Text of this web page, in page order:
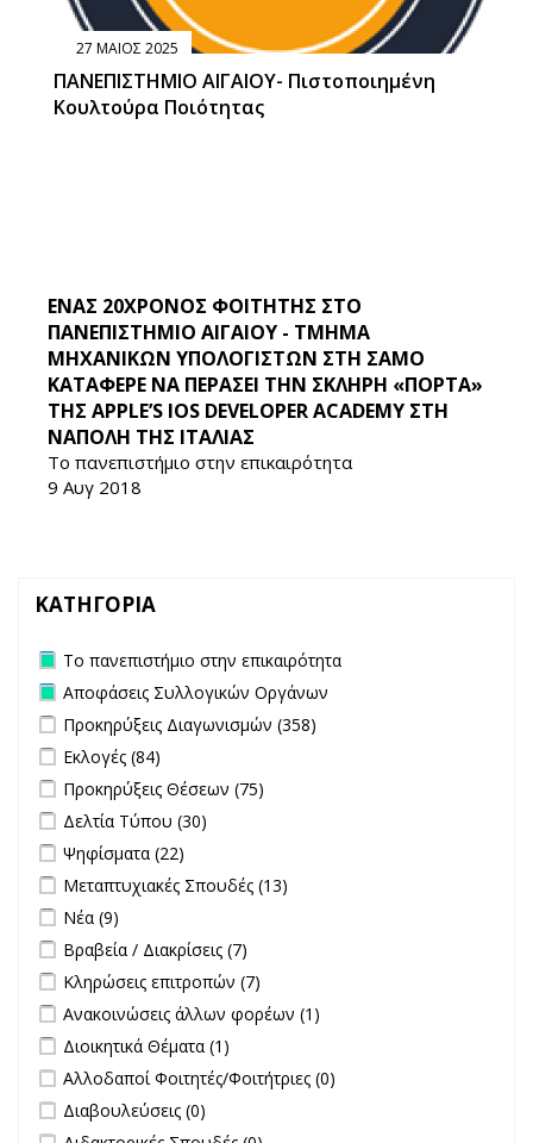
27 ΜΑΙΟΣ 2025
ΠΑΝΕΠΙΣΤΗΜΙΟ ΑΙΓΑΙΟΥ- Πιστοποιημένη
Κουλτούρα Ποιότητας
ΕΝΑΣ 20ΧΡΟΝΟΣ ΦΟΙΤΗΤΗΣ ΣΤΟ
ΠΑΝΕΠΙΣΤΗΜΙΟ ΑΙΓΑΙΟΥ - ΤΜΗΜΑ
ΜΗΧΑΝΙΚΩΝ ΥΠΟΛΟΓΙΣΤΩΝ ΣΤΗ ΣΑΜΟ
ΚΑΤΑΦΕΡΕ ΝΑ ΠΕΡΑΣΕΙ ΤΗΝ ΣΚΛΗΡΗ «ΠΟΡΤΑ»
ΤΗΣ APPLE’S IOS DEVELOPER ACADEMY ΣΤΗ
ΝΑΠΟΛΗ ΤΗΣ ΙΤΑΛΙΑΣ
Το πανεπιστήμιο στην επικαιρότητα
9 Αυγ 2018
ΚΑΤΗΓΟΡΙΑ
Remove Το πανεπιστήμιο στην επικαιρότητα filter
Το πανεπιστήμιο στην επικαιρότητα
Remove Αποφάσεις Συλλογικών Οργάνων filter
Αποφάσεις Συλλογικών Οργάνων
Apply Προκηρύξεις Διαγωνισμών filter
Προκηρύξεις Διαγωνισμών (358)
Apply Εκλογές filter
Εκλογές (84)
Apply Προκηρύξεις Θέσεων filter
Προκηρύξεις Θέσεων (75)
Apply Δελτία Τύπου filter
Δελτία Τύπου (30)
Apply Ψηφίσματα filter
Ψηφίσματα (22)
Apply Μεταπτυχιακές Σπουδές filter
Μεταπτυχιακές Σπουδές (13)
Apply Νέα filter
Νέα (9)
Apply Βραβεία / Διακρίσεις filter
Βραβεία / Διακρίσεις (7)
Apply Κληρώσεις επιτροπών filter
Κληρώσεις επιτροπών (7)
Apply Ανακοινώσεις άλλων φορέων filter
Ανακοινώσεις άλλων φορέων (1)
Apply Διοικητικά Θέματα filter
Διοικητικά Θέματα (1)
undefined
Αλλοδαποί Φοιτητές/Φοιτήτριες (0)
undefined
Διαβουλεύσεις (0)
undefined